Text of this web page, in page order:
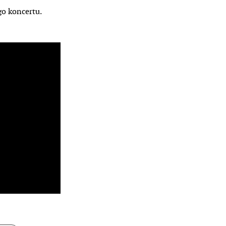
koncertu.